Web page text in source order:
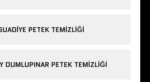
PETEK TEMIZLIĞI
DUMLUPINAR PETEK TEMIZLIĞI